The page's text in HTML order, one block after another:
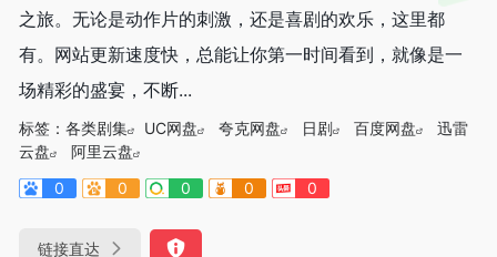
之旅。无论是动作片的刺激，还是喜剧的欢乐，这里都
有。网站更新速度快，总能让你第一时间看到，就像是一
场精彩的盛宴，不断...
标签： 各类剧集 UC网盘 夸克网盘 日剧 百度网盘
迅雷
云盘
阿里云盘
0
0 0 0 0
链接直达